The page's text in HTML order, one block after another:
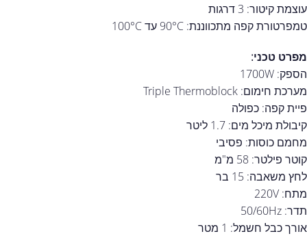
עוצמת קיטור: 3 דרגות
טמפרטורת קפה מתכווננת: 90°C עד 100°C
מפרט טכני:
הספק: 1700W
מערכת חימום: Triple Thermoblock
פיית קפה: כפולה
קיבולת מיכל מים: 1.7 ליטר
מחמם כוסות: פסיבי
קוטר פילטר: 58 מ"מ
לחץ משאבה: 15 בר
מתח: 220V
תדר: 50/60Hz
אורך כבל חשמל: 1 מטר